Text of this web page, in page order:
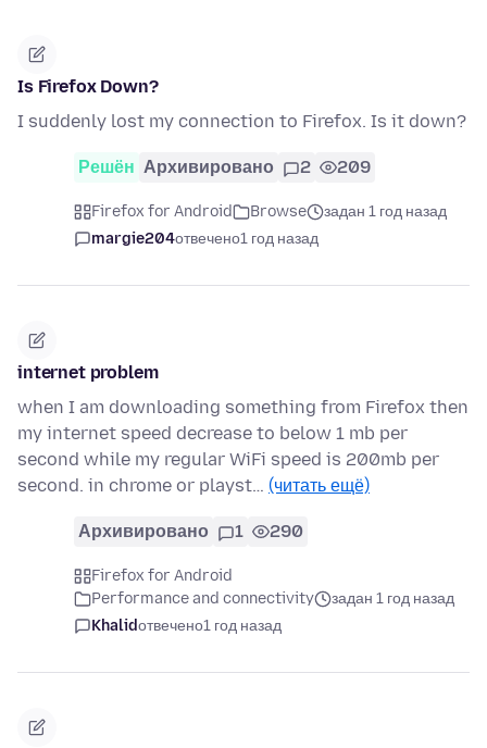
Is Firefox Down?
I suddenly lost my connection to Firefox. Is it down?
Решён Архивировано 2 209
Firefox for Android Browse
задан 1 год назад
margie204отвечено1 год назад
internet problem
when I am downloading something from Firefox then
my internet speed decrease to below 1 mb per
second while my regular WiFi speed is 200mb per
second. in chrome or playst… (читать ещё)
Архивировано 1 290
Firefox for Android
Performance and connectivity
задан 1 год назад
Khalidотвечено1 год назад